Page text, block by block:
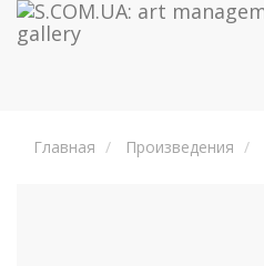
Главная Произведения